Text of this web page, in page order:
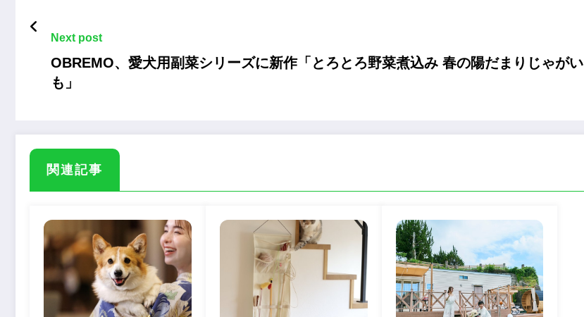
Next post
OBREMO、愛犬用副菜シリーズに新作「とろとろ野菜煮込み 春の陽だまりじゃがい
も」
関連記事